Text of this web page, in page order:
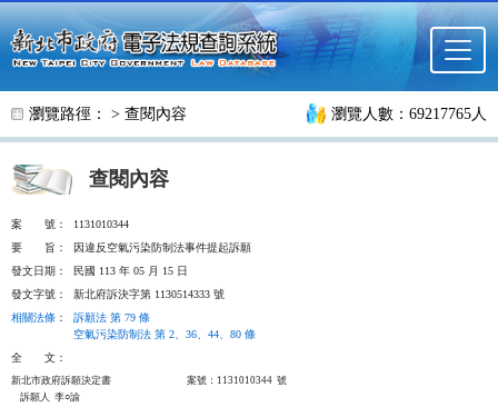
跳至主要內容
瀏覽路徑： > 查閱內容 瀏覽人數：69217765人
查閱內容
案 號：
1131010344
要
旨：
因違反空氣污染防制法事件提起訴願
發文日期：
民國 113 年 05 月 15 日
發文字號：
新北府訴決字第 1130514333 號
相關法條 ：
訴願法 第 79 條
空氣污染防制法 第 2、36、44、80 條
全
文：
新北市政府訴願決定書                                  案號：1131010344  號
    訴願人  李○諭